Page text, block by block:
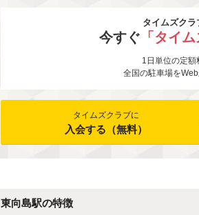
タイムズク
今すぐ 「タイム
1日単位の定額
全国の駐車場を
タイムズクラブに
入会する（無料）
東向島駅の特徴